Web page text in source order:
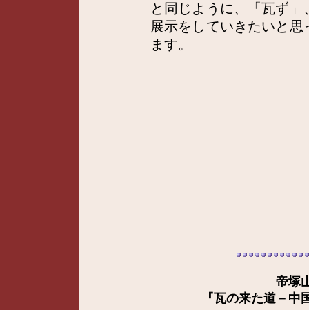
と同じように、「瓦ず
展示をしていきたいと
ます。
帝塚
『瓦の来た道－